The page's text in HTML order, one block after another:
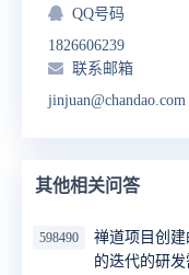
QQ号码
1826606239
联系邮箱
jinjuan@chandao.com
其他相关问答
598490
禅道项目创
的迭代的研